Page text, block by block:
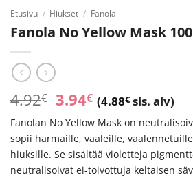
Etusivu / Hiukset / Fanola
Fanola No Yellow Mask
4.92€ Alkuperäinen
hinta
oli:
4.92€.
3.94€Nykyinen
hinta
on:
3.94€.
(4.88€sis. alv)
Fanolan No Yellow Mask on
sopii harmaille, vaaleille,
hiuksille. Se sisältää violetteja
neutralisoivat ei-toivottuja keltaisen